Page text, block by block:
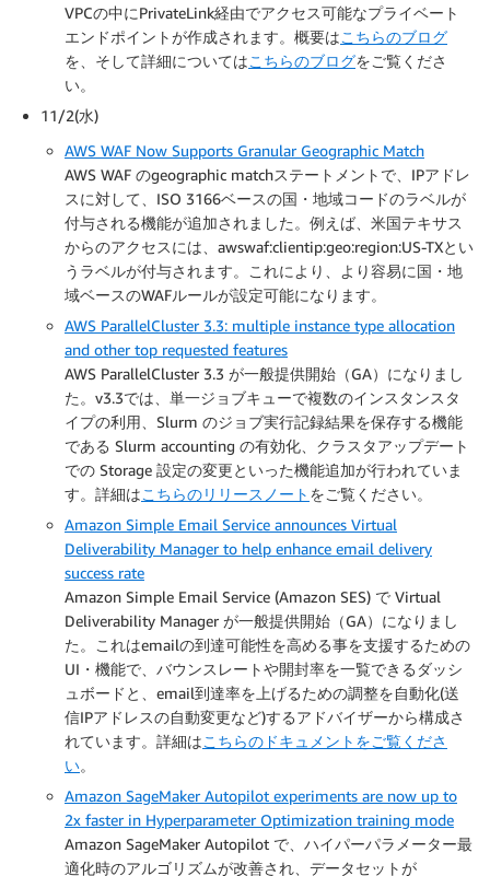
VPCの中にPrivateLink経由でアクセス可能なプライベート
エンドポイントが作成されます。概要はこちらのブログ
を、そして詳細についてはこちらのブログをご覧くださ
い。
11/2(水)
AWS WAF Now Supports Granular Geographic Match
AWS WAF のgeographic matchステートメントで、IPアドレ
スに対して、ISO 3166ベースの国・地域コードのラベルが
付与される機能が追加されました。例えば、米国テキサス
からのアクセスには、awswaf:clientip:geo:region:US-TXとい
うラベルが付与されます。これにより、より容易に国・地
域ベースのWAFルールが設定可能になります。
AWS ParallelCluster 3.3: multiple instance type allocation
and other top requested features
AWS ParallelCluster 3.3 が一般提供開始（GA）になりまし
た。v3.3では、単一ジョブキューで複数のインスタンスタ
イプの利用、Slurm のジョブ実行記録結果を保存する機能
である Slurm accounting の有効化、クラスタアップデート
での Storage 設定の変更といった機能追加が行われていま
す。詳細はこちらのリリースノート をご覧ください。
Amazon Simple Email Service announces Virtual
Deliverability Manager to help enhance email delivery
success rate
Amazon Simple Email Service (Amazon SES) で Virtual
Deliverability Manager が一般提供開始（GA）になりまし
た。これはemailの到達可能性を高める事を支援するための
UI・機能で、バウンスレートや開封率を一覧できるダッシ
ュボードと、email到達率を上げるための調整を自動化(送
信IPアドレスの自動変更など)するアドバイザーから構成さ
れています。詳細はこちらのドキュメントをご覧くださ
い。
Amazon SageMaker Autopilot experiments are now up to
2x faster in Hyperparameter Optimization training mode
Amazon SageMaker Autopilot で、ハイパーパラメーター最
適化時のアルゴリズムが改善され、データセットが